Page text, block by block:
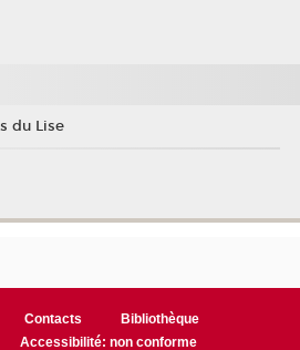
du Lise
Contacts
Bibliothèque
Accessibilité: non conforme